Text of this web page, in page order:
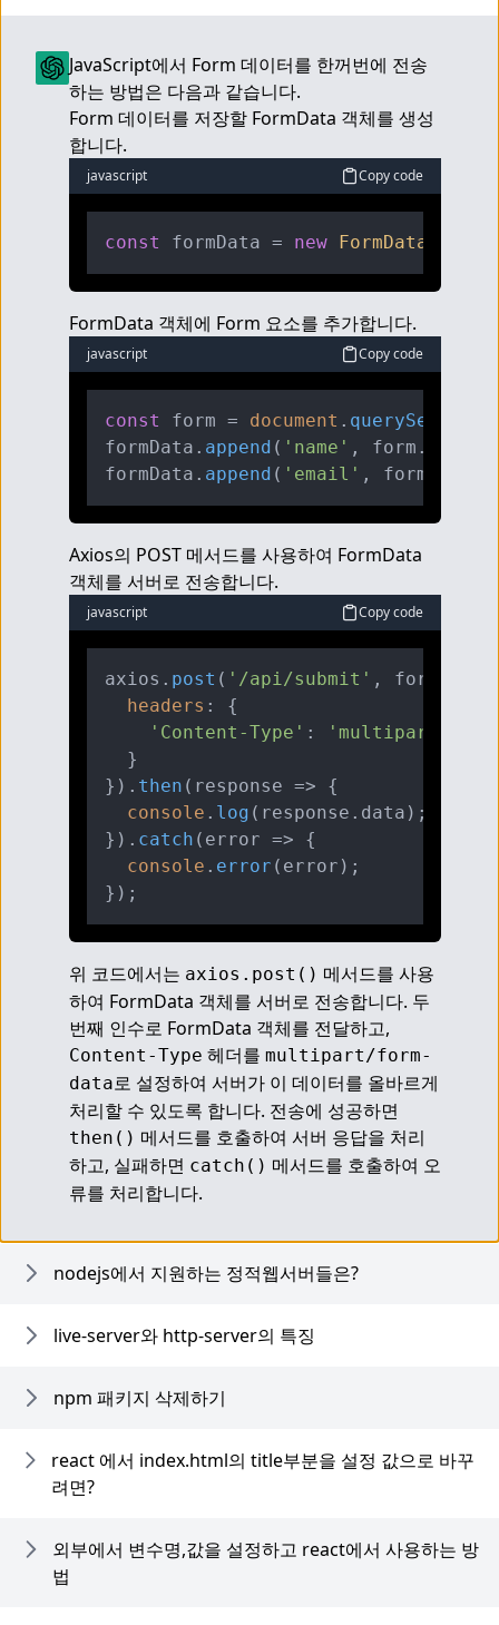
JavaScript에서 Form 데이터를 한꺼번에 전송
하는 방법은 다음과 같습니다.
Form 데이터를 저장할 FormData 객체를 생성
합니다.
javascript Copy code
const formData = new FormData
FormData 객체에 Form 요소를 추가합니다.
javascript Copy code
const form = document . querySelector
formData. append ( 'name' , form.
formData. append ( 'email' , form.
Axios의 POST 메서드를 사용하여 FormData
객체를 서버로 전송합니다.
javascript Copy code
axios. post ( '/api/submit' ,
headers : {
'Content-Type' :
'multipart/
  }
}). then ( response => {
console . log (response. data );
}). catch ( error => {
console . error (error);
위 코드에서는 axios.post() 메서드를 사용
하여 FormData 객체를 서버로 전송합니다. 두
Content-Type 헤더를 multipart/form-
data로 설정하여 서버가 이 데이터를 올바르게
then() 메서드를 호출하여 서버 응답을 처리
하고, 실패하면 catch() 메서드를 호출하여 오
류를 처리합니다.
nodejs에서 지원하는 정적웹서버들은?
live-server와 http-server의 특징
npm 패키지 삭제하기
react 에서 index.html의 title부분을 설정 값으로 바꾸
려면?
외부에서 변수명,값을 설정하고 react에서 사용하는 방
법